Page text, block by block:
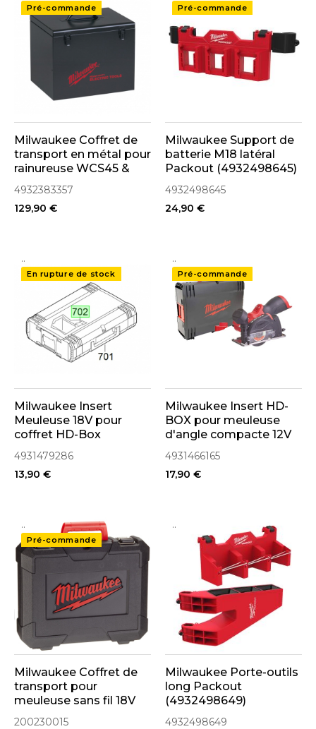
Pré-commande
Milwaukee Coffret de
transport en métal pour
rainureuse WCS45 &
WCS30 (4932383357)
4932383357
129,90 €
Pré-commande
Milwaukee Support de
batterie M18 latéral
Packout (4932498645)
4932498645
24,90 €
..
En rupture de stock
Milwaukee Insert
Meuleuse 18V pour
coffret HD-Box
(4931479286)
4931479286
13,90 €
..
Pré-commande
Milwaukee Insert HD-
BOX pour meuleuse
d'angle compacte 12V
M12FCOT (4931466165)
4931466165
17,90 €
..
Pré-commande
Milwaukee Coffret de
transport pour
meuleuse sans fil 18V
HD18AG (200230015)
200230015
..
Milwaukee Porte-outils
long Packout
(4932498649)
4932498649